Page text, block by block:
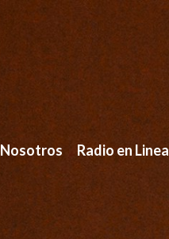
Nosotros Radio en Linea